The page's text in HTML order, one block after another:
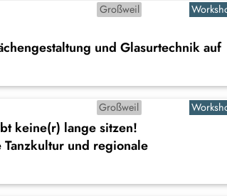
Großweil
und Glasurtechnik auf
Großweil
keine(r) lange sitzen!
und regionale